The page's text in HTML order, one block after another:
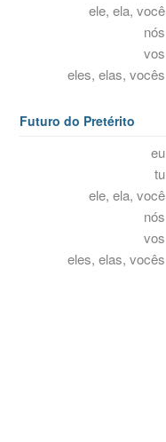
ele, ela, você
nós
vos
eles, elas, vocês
Futuro do Pretérito
eu
tu
ele, ela, você
nós
vos
eles, elas, vocês